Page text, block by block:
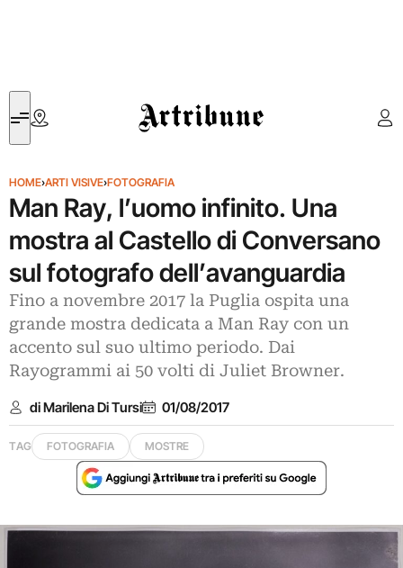
Artribune
HOME›ARTI VISIVE›FOTOGRAFIA
Man Ray, l’uomo infinito. Una
mostra al Castello di Conversano
sul fotografo dell’avanguardia
Fino a novembre 2017 la Puglia ospita una
grande mostra dedicata a Man Ray con un
accento sul suo ultimo periodo. Dai
Rayogrammi ai 50 volti di Juliet Browner.
di Marilena Di Tursi 01/08/2017
TAG FOTOGRAFIA MOSTRE